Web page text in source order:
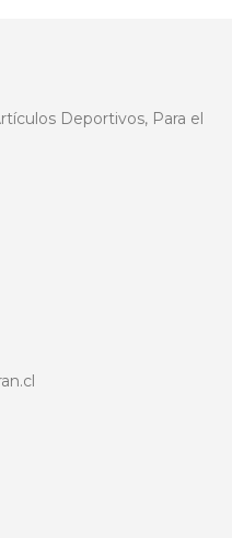
Deportivos, Para el